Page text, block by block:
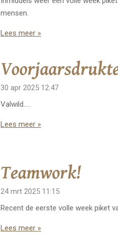
mensen.
Lees meer »
30 apr 2025 12:47
Valwild.....
Lees meer »
Teamwork!
24 mrt 2025 11:15
Recent de eerste volle week piket
Lees meer »